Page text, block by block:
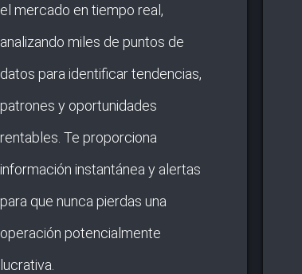
el mercado en tiempo real,
analizando miles de puntos de
datos para identificar tendencias,
patrones y oportunidades
rentables. Te proporciona
información instantánea y alertas
para que nunca pierdas una
operación potencialmente
lucrativa.